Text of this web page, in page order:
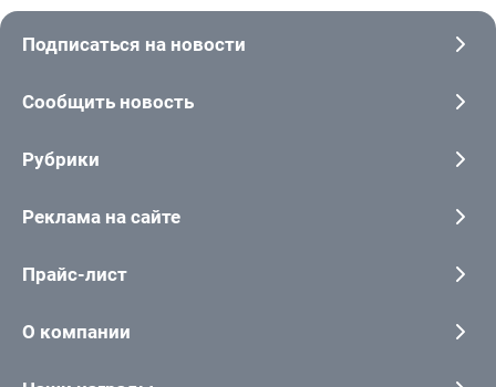
Подписаться на новости
Сообщить новость
Рубрики
Реклама на сайте
Прайс-лист
О компании